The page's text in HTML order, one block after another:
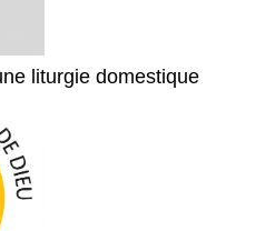
liturgie domestique